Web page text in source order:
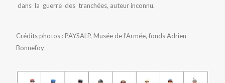
dans la guerre des tranchées, auteur inconnu.
Crédits photos : PAYSALP, Musée de l’Armée, fonds Adrien
Bonnefoy